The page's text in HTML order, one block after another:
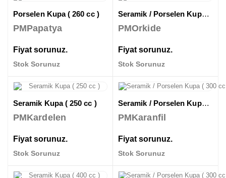
Porselen Kupa ( 260 cc )
PMPapatya
Fiyat sorunuz.
Stok Sorunuz
Seramik / Porselen Kupa ( 330 cc )
PMOrkide
Fiyat sorunuz.
Stok Sorunuz
Seramik Kupa ( 250 cc )
PMKardelen
Fiyat sorunuz.
Stok Sorunuz
Seramik / Porselen Kupa ( 300 cc )
PMKaranfil
Fiyat sorunuz.
Stok Sorunuz